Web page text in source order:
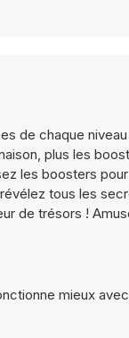
de chaque
plus les
les boosters
tous les
de trésors !
mieux